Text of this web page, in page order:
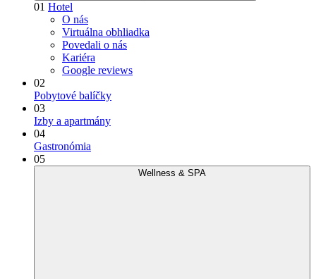
01 Hotel
O nás
Virtuálna obhliadka
Povedali o nás
Kariéra
Google reviews
02
Pobytové balíčky
03
Izby a apartmány
04
Gastronómia
05
Wellness & SPA